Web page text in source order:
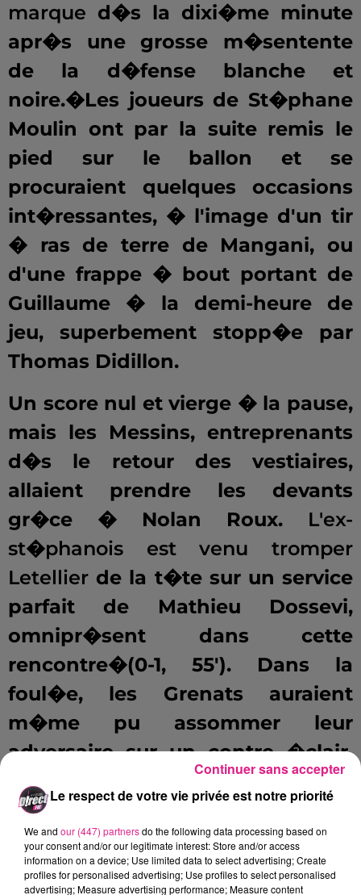
marque d�s la dixi�me minute
apr�s une grosse m�sentente
de la d�fense blanche et
noire.�Les joueurs de St�phane
Moulin ont par la suite remis le
pied sur le ballon et se
procuraient quelques occasions
int�ressantes, � l'image d'un tir
� ras de terre de Mangani, ou
d'une frappe � bout portant de
Guillaume � la demi-heure de
jeu, superbement stopp�e par
Thomas Didillon.
Un score nul et vierge � la pause,
mais les Messins, entreprenants
d�s le retour des vestiaires,
allaient prendre les devants
gr�ce � Nolan Roux. L'ex-
st�phanois est venu tromper
Letellier de la t�te sur un service
parfait de Mathieu Dossevi,
omnipr�sent dans cette
rencontre�(0-1, 55'). Dans la
foul�e, les Grenats auraient
m�me pu assommer leur
adversaire sur un contre �clair,
dont la frappe de Nguette en
guise de conclusion s'�crasait
sur le poteau.
https://twitter.com/ConforamaFC/status/
Le respect de votre vie privée est notre priorité
We and our (447) partnersdo the following data processing based on
your consent and/or our legitimate interest: Store and/or access
information on a device; Use limited data to select advertising; Create
profiles for personalised advertising; Use profiles to select personalised
advertising; Measure advertising performance; Measure content
Continuer sans accepter